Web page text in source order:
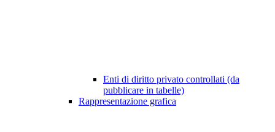
Enti di diritto privato controllati (da
pubblicare in tabelle)
Rappresentazione grafica